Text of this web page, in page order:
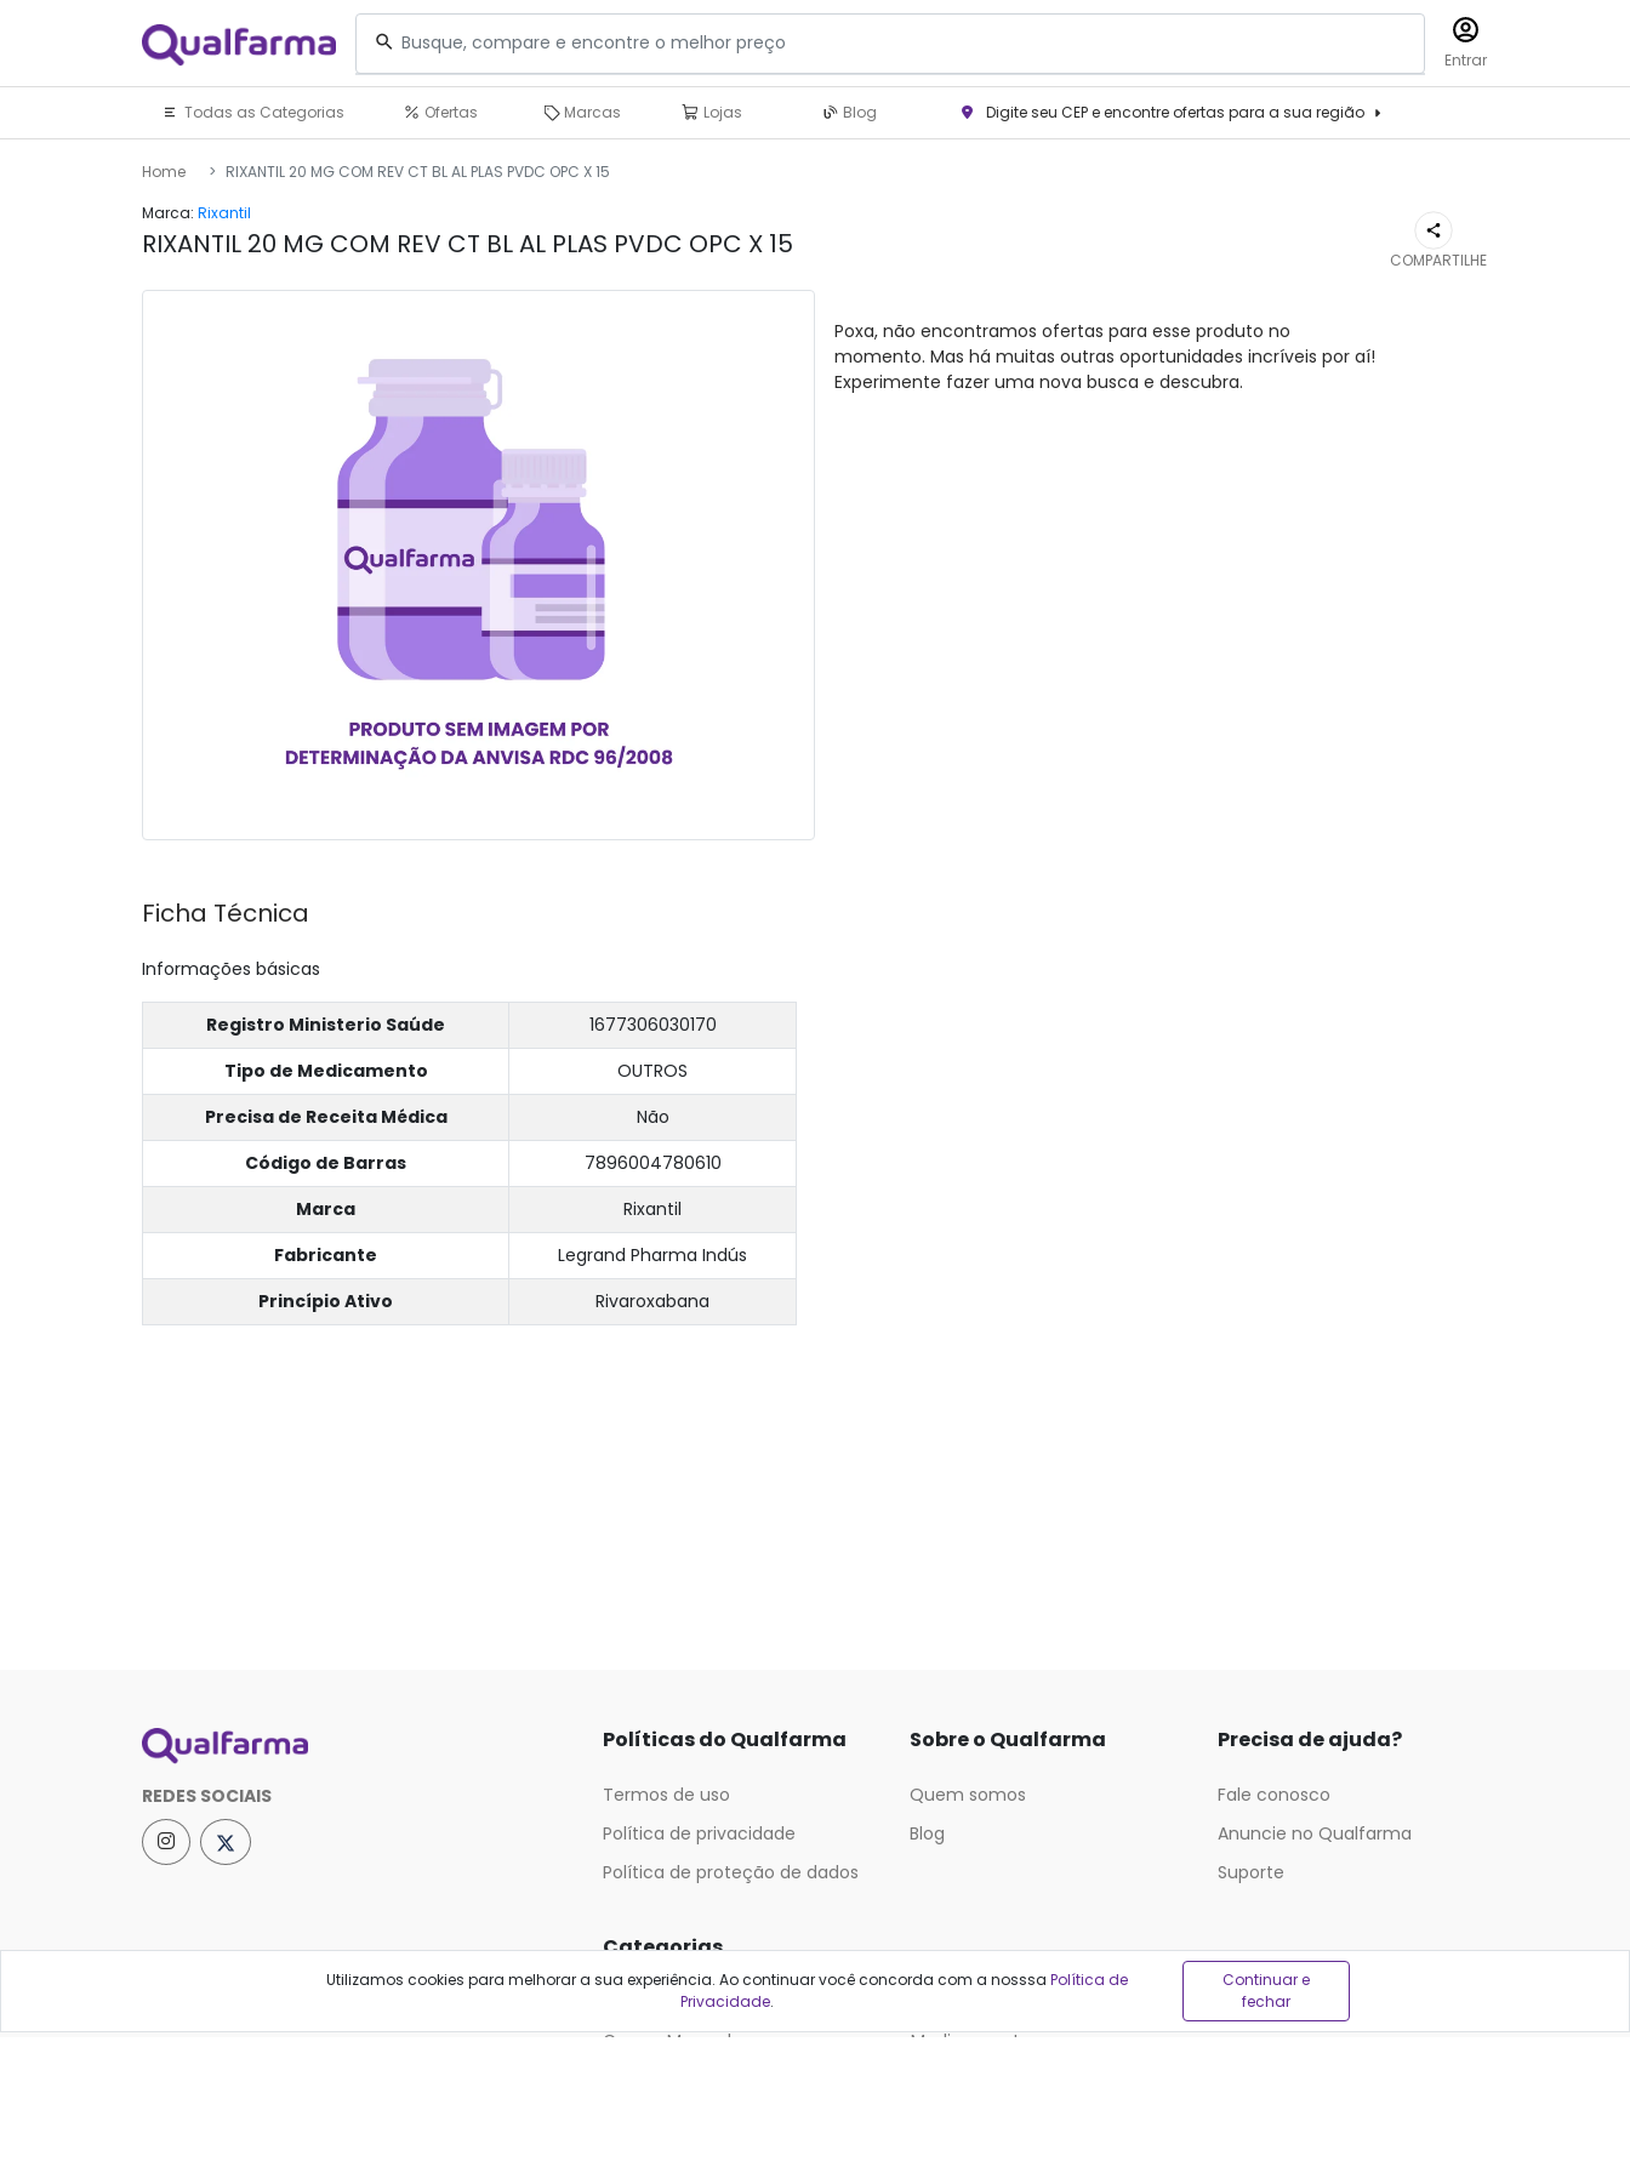
Entrar
Todas as Categorias Ofertas Marcas Lojas Blog Digite seu CEP e encontre ofertas para a sua região
Home
RIXANTIL 20 MG COM REV CT BL AL PLAS PVDC OPC X 15
Marca: Rixantil
RIXANTIL 20 MG COM REV CT BL AL PLAS PVDC OPC X 15 COMPARTILHE
Poxa, não encontramos ofertas para esse produto no
momento. Mas há muitas outras oportunidades incríveis por aí!
Experimente fazer uma nova busca e descubra.
Ficha Técnica
Informações básicas
Registro Ministerio Saúde
1677306030170
Tipo de Medicamento
OUTROS
Precisa de Receita Médica
Não
Código de Barras
7896004780610
Marca
Rixantil
Fabricante
Legrand Pharma Indús
Princípio Ativo
Rivaroxabana
REDES SOCIAIS
Políticas do Qualfarma
Termos de uso
Política de privacidade
Política de proteção de dados
Sobre o Qualfarma
Quem somos
Blog
Precisa de ajuda?
Fale conosco
Anuncie no Qualfarma
Suporte
Categorias
Casa e Mercado
Medicamentos
Utilizamos cookies para melhorar a sua experiência. Ao continuar você concorda com a nosssa Política de
Privacidade.
Continuar e
fechar